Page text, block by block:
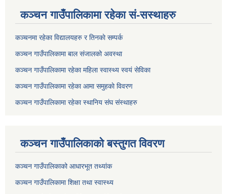
कञ्चन गाउँपालिकामा रहेका सं-सस्थाहरु
कञ्चनमा रहेका विद्यालयहरु र तिनकाे सम्पर्क
कञ्चन गाउँपालिकामा बाल संजालको अवस्था
कञ्चन गाउँपालिकामा रहेका महिला स्वास्थ्य स्वयं सेविका
कञ्चन गाउँपालिकामा रहेका आमा समुहकाे विवरण
कञ्चन गाउँपालिकामा रहेका स्थानिय संघ संस्थाहरु
कञ्चन गाउँपालिकाकाे बस्तुगत विवरण
कञ्चन गाउँपालिकाको आधारभूत तथ्यांक
कञ्चन गाउँपालिकामा शिक्षा तथा स्वास्थ्य